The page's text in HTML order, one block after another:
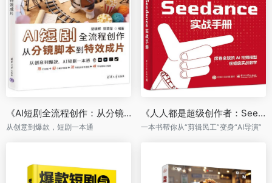
《AI短剧全流程创作：从分镜脚本到特效成片》
从创意到爆款，短剧一本通
《人人都是超级创作者：Seedance 实战手册》
一本书帮你从“剪辑民工”变身“AI导演”